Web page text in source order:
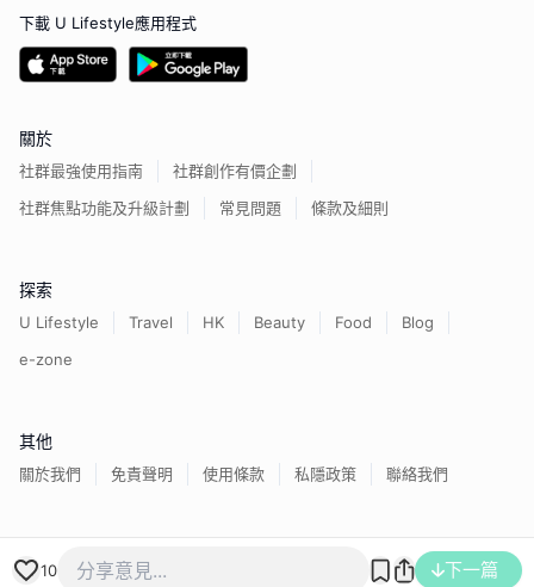
10 下一篇
下載 U Lifestyle應用程式
關於
社群最強使用指南
社群創作有價企劃
社群焦點功能及升級計劃
常見問題 條款及細則
探索
U Lifestyle Travel HK Beauty Food
Blog
e-zone
其他
關於我們 免責聲明 使用條款 私隱政策 聯絡我們
香港經濟日報版權所有©